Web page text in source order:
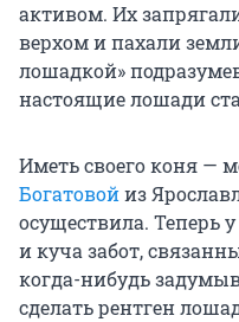
активом. Их
верхом и пахали
лошадкой»
настоящие лошади
Иметь своего коня —
Богатовойиз
осуществила. Теперь
и куча забот,
когда-нибудь
сделать рентген